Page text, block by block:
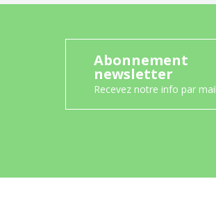
Abonnement
newsletter
Recevez notre info par mail